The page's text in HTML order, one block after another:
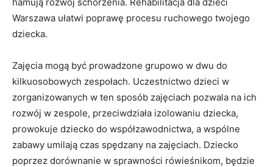
Warszawa ułatwi poprawę procesu ruchowego twojego
dziecka.
Zajęcia mogą być prowadzone grupowo w dwu do
kilkuosobowych zespołach. Uczestnictwo dzieci w
zorganizowanych w ten sposób zajęciach pozwala na ich
rozwój w zespole, przeciwdziała izolowaniu dziecka,
prowokuje dziecko do współzawodnictwa, a wspólne
zabawy umilają czas spędzany na zajęciach. Dziecko
poprzez dorównanie w sprawności rówieśnikom, będzie